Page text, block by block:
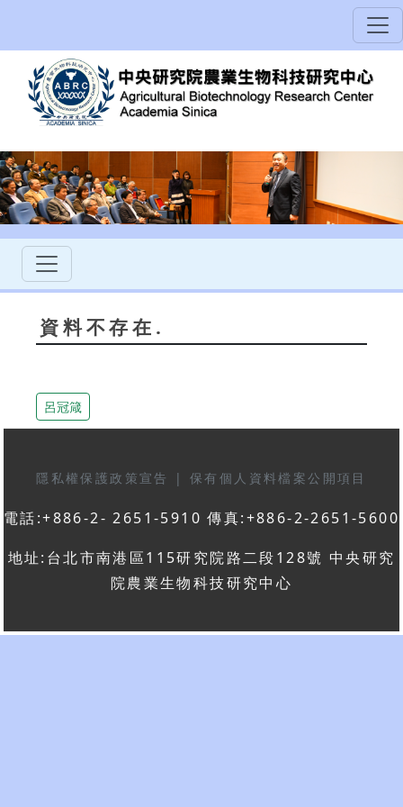
資料不存在.
呂冠箴
隱私權保護政策宣告 | 保有個人資料檔案公開項目
電話:+886-2- 2651-5910 傳真:+886-2-2651-5600
地址:台北市南港區115研究院路二段128號 中央研究
院農業生物科技研究中心